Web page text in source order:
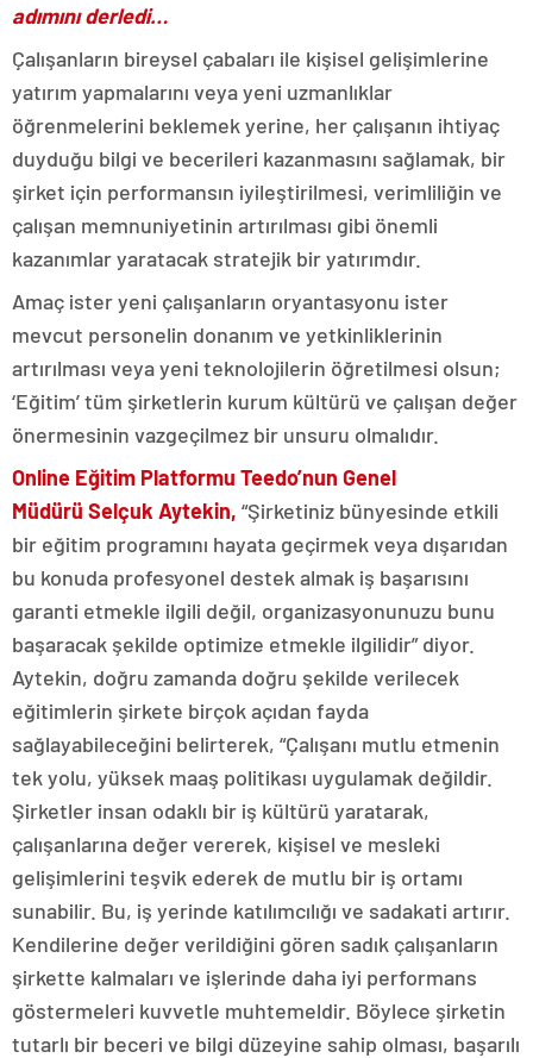
adımını derledi…
Çalışanların bireysel çabaları ile kişisel gelişimlerine
yatırım yapmalarını veya yeni uzmanlıklar
öğrenmelerini beklemek yerine, her çalışanın ihtiyaç
duyduğu bilgi ve becerileri kazanmasını sağlamak, bir
şirket için performansın iyileştirilmesi, verimliliğin ve
çalışan memnuniyetinin artırılması gibi önemli
kazanımlar yaratacak stratejik bir yatırımdır.
Amaç ister yeni çalışanların oryantasyonu ister
mevcut personelin donanım ve yetkinliklerinin
artırılması veya yeni teknolojilerin öğretilmesi olsun;
‘Eğitim’ tüm şirketlerin kurum kültürü ve çalışan değer
önermesinin vazgeçilmez bir unsuru olmalıdır.
Online Eğitim Platformu Teedo’nun Genel
Müdürü Selçuk Aytekin, “Şirketiniz bünyesinde etkili
bir eğitim programını hayata geçirmek veya dışarıdan
bu konuda profesyonel destek almak iş başarısını
garanti etmekle ilgili değil, organizasyonunuzu bunu
başaracak şekilde optimize etmekle ilgilidir” diyor.
Aytekin, doğru zamanda doğru şekilde verilecek
eğitimlerin şirkete birçok açıdan fayda
sağlayabileceğini belirterek, “Çalışanı mutlu etmenin
tek yolu, yüksek maaş politikası uygulamak değildir.
Şirketler insan odaklı bir iş kültürü yaratarak,
çalışanlarına değer vererek, kişisel ve mesleki
gelişimlerini teşvik ederek de mutlu bir iş ortamı
sunabilir. Bu, iş yerinde katılımcılığı ve sadakati artırır.
Kendilerine değer verildiğini gören sadık çalışanların
şirkette kalmaları ve işlerinde daha iyi performans
göstermeleri kuvvetle muhtemeldir. Böylece şirketin
tutarlı bir beceri ve bilgi düzeyine sahip olması, başarılı